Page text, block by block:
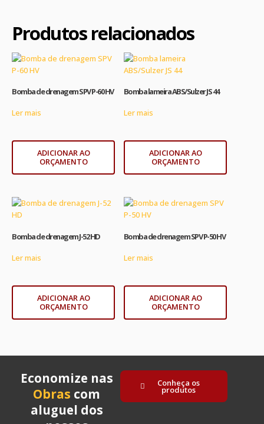
Produtos relacionados
Bomba de drenagem SPV P-60 HV
Ler mais
ADICIONAR AO
ORÇAMENTO
Bomba lameira ABS/Sulzer JS 44
Ler mais
ADICIONAR AO
ORÇAMENTO
Bomba de drenagem J-52 HD
Ler mais
ADICIONAR AO
ORÇAMENTO
Bomba de drenagem SPV P-50 HV
Ler mais
ADICIONAR AO
ORÇAMENTO
Economize nas
Obras com
aluguel dos
Conheça os
produtos